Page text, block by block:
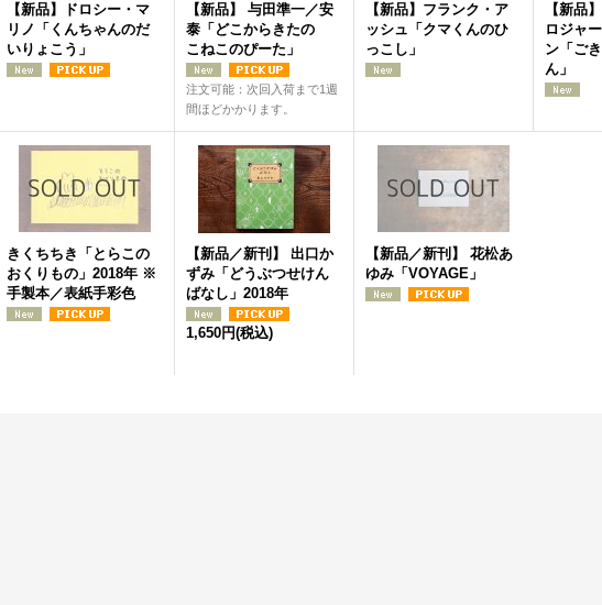
【新品】ドロシー・マ
リノ「くんちゃんのだ
いりょこう」
【新品】 与田準一／安
泰「どこからきたの
こねこのぴーた」
注文可能：次回入荷まで1週
間ほどかかります。
【新品】フランク・ア
ッシュ「クマくんのひ
っこし」
【新品
ロジャ
ン「ご
ん」
きくちちき「とらこの
おくりもの」2018年 ※
手製本／表紙手彩色
【新品／新刊】 出口か
ずみ「どうぶつせけん
ばなし」2018年
1,650円(税込)
【新品／新刊】 花松あ
ゆみ「VOYAGE」